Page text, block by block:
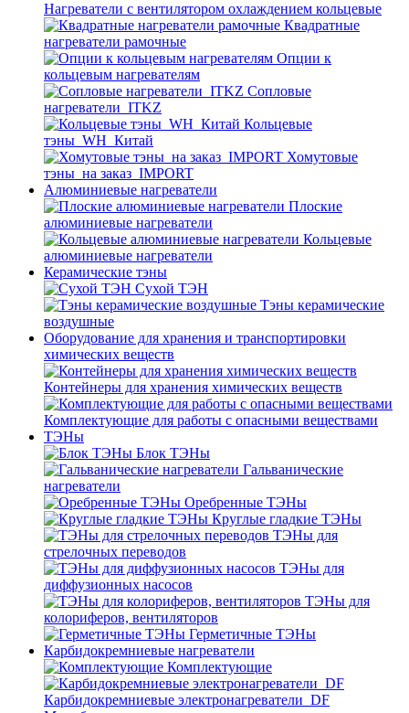
Нагреватели с вентилятором охлаждением кольцевые
Квадратные
нагреватели рамочные
Опции к
кольцевым нагревателям
Cопловые
нагреватели_ITKZ
Кольцевые
тэны_WH_Китай
Хомутовые
тэны_на заказ_IMPORT
Алюминиевые нагреватели
Плоские
алюминиевые нагреватели
Кольцевые
алюминиевые нагреватели
Керамические тэны
Сухой ТЭН
Тэны керамические
воздушные
Оборудование для хранения и транспортировки
химических веществ
Контейнеры для хранения химических веществ
Комплектующие для работы с опасными веществами
ТЭНы
Блок ТЭНы
Гальванические
нагреватели
Оребренные ТЭНы
Круглые гладкие ТЭНы
ТЭНы для
стрелочных переводов
ТЭНы для
диффузионных насосов
ТЭНы для
колориферов, вентиляторов
Герметичные ТЭНы
Карбидокремниевые нагреватели
Комплектующие
Карбидокремниевые электронагреватели_DF